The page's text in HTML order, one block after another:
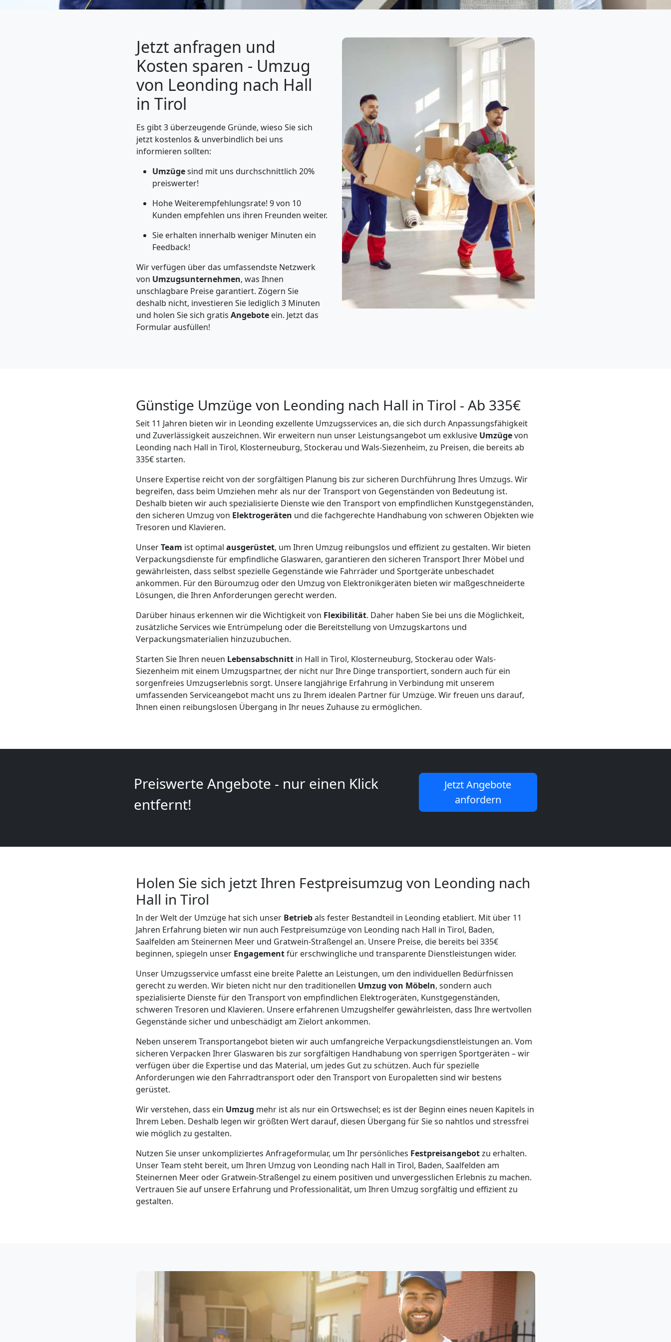
Jetzt anfragen und
Kosten sparen - Umzug
von Leonding nach Hall
in Tirol
Es gibt 3 überzeugende Gründe, wieso Sie sich
jetzt kostenlos & unverbindlich bei uns
informieren sollten:
Umzügesind mit uns durchschnittlich 20%
preiswerter!
Hohe Weiterempfehlungsrate! 9 von 10
Kunden empfehlen uns ihren Freunden weiter.
Sie erhalten innerhalb weniger Minuten ein
Feedback!
Wir verfügen über das umfassendste Netzwerk
von Umzugsunternehmen, was Ihnen
unschlagbare Preise garantiert. Zögern Sie
deshalb nicht, investieren Sie lediglich 3 Minuten
und holen Sie sich gratis Angeboteein. Jetzt das
Formular ausfüllen!
Günstige Umzüge von Leonding nach Hall in Tirol - Ab 335€
Seit 11 Jahren bieten wir in Leonding exzellente Umzugsservices an, die sich durch Anpassungsfähigkeit
und Zuverlässigkeit auszeichnen. Wir erweitern nun unser Leistungsangebot um exklusive Umzügevon
Leonding nach Hall in Tirol, Klosterneuburg, Stockerau und Wals-Siezenheim, zu Preisen, die bereits ab
335€ starten.
Unsere Expertise reicht von der sorgfältigen Planung bis zur sicheren Durchführung Ihres Umzugs. Wir
begreifen, dass beim Umziehen mehr als nur der Transport von Gegenständen von Bedeutung ist.
Deshalb bieten wir auch spezialisierte Dienste wie den Transport von empfindlichen Kunstgegenständen,
den sicheren Umzug von Elektrogeräten und die fachgerechte Handhabung von schweren Objekten wie
Tresoren und Klavieren.
UnserTeam ist optimal ausgerüstet, um Ihren Umzug reibungslos und effizient zu gestalten. Wir bieten
Verpackungsdienste für empfindliche Glaswaren, garantieren den sicheren Transport Ihrer Möbel und
gewährleisten, dass selbst spezielle Gegenstände wie Fahrräder und Sportgeräte unbeschadet
ankommen. Für den Büroumzug oder den Umzug von Elektronikgeräten bieten wir maßgeschneiderte
Lösungen, die Ihren Anforderungen gerecht werden.
Darüber hinaus erkennen wir die Wichtigkeit von Flexibilität. Daher haben Sie bei uns die Möglichkeit,
zusätzliche Services wie Entrümpelung oder die Bereitstellung von Umzugskartons und
Verpackungsmaterialien hinzuzubuchen.
Starten Sie Ihren neuen Lebensabschnitt in Hall in Tirol, Klosterneuburg, Stockerau oder Wals-
Siezenheim mit einem Umzugspartner, der nicht nur Ihre Dinge transportiert, sondern auch für ein
sorgenfreies Umzugserlebnis sorgt. Unsere langjährige Erfahrung in Verbindung mit unserem
umfassenden Serviceangebot macht uns zu Ihrem idealen Partner für Umzüge. Wir freuen uns darauf,
Ihnen einen reibungslosen Übergang in Ihr neues Zuhause zu ermöglichen.
Preiswerte Angebote - nur einen Klick
entfernt!
Jetzt Angebote
anfordern
Holen Sie sich jetzt Ihren Festpreisumzug von Leonding nach
Hall in Tirol
In der Welt der Umzüge hat sich unser Betriebals fester Bestandteil in Leonding etabliert. Mit über 11
Jahren Erfahrung bieten wir nun auch Festpreisumzüge von Leonding nach Hall in Tirol, Baden,
Saalfelden am Steinernen Meer und Gratwein-Straßengel an. Unsere Preise, die bereits bei 335€
beginnen, spiegeln unser Engagementfür erschwingliche und transparente Dienstleistungen wider.
Unser Umzugsservice umfasst eine breite Palette an Leistungen, um den individuellen Bedürfnissen
gerecht zu werden. Wir bieten nicht nur den traditionellen Umzug von Möbeln, sondern auch
spezialisierte Dienste für den Transport von empfindlichen Elektrogeräten, Kunstgegenständen,
schweren Tresoren und Klavieren. Unsere erfahrenen Umzugshelfer gewährleisten, dass Ihre wertvollen
Gegenstände sicher und unbeschädigt am Zielort ankommen.
Neben unserem Transportangebot bieten wir auch umfangreiche Verpackungsdienstleistungen an. Vom
sicheren Verpacken Ihrer Glaswaren bis zur sorgfältigen Handhabung von sperrigen Sportgeräten – wir
verfügen über die Expertise und das Material, um jedes Gut zu schützen. Auch für spezielle
Anforderungen wie den Fahrradtransport oder den Transport von Europaletten sind wir bestens
gerüstet.
Wir verstehen, dass ein Umzug mehr ist als nur ein Ortswechsel; es ist der Beginn eines neuen Kapitels in
Ihrem Leben. Deshalb legen wir größten Wert darauf, diesen Übergang für Sie so nahtlos und stressfrei
wie möglich zu gestalten.
Nutzen Sie unser unkompliziertes Anfrageformular, um Ihr persönliches Festpreisangebotzu erhalten.
Unser Team steht bereit, um Ihren Umzug von Leonding nach Hall in Tirol, Baden, Saalfelden am
Steinernen Meer oder Gratwein-Straßengel zu einem positiven und unvergesslichen Erlebnis zu machen.
Vertrauen Sie auf unsere Erfahrung und Professionalität, um Ihren Umzug sorgfältig und effizient zu
gestalten.
Klaviertransport